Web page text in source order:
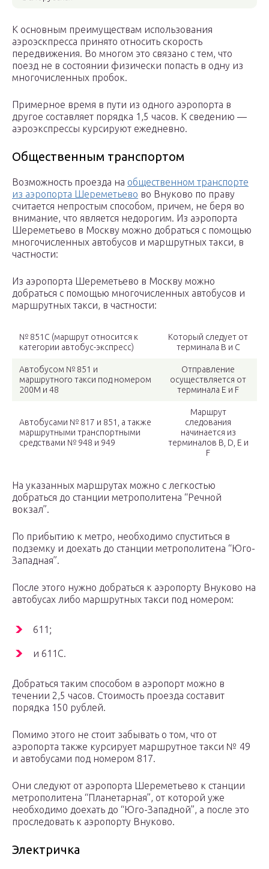
К основным преимуществам использования
аэроэскпресса принято относить скорость
передвижения. Во многом это связано с тем, что
поезд не в состоянии физически попасть в одну из
многочисленных пробок.
Примерное время в пути из одного аэропорта в
другое составляет порядка 1,5 часов. К сведению —
аэроэкспрессы курсируют ежедневно.
Общественным транспортом
Возможность проезда на общественном транспорте
из аэропорта Шереметьево во Внуково по праву
считается непростым способом, причем, не беря во
внимание, что является недорогим. Из аэропорта
Шереметьево в Москву можно добраться с помощью
многочисленных автобусов и маршрутных такси, в
частности:
Из аэропорта Шереметьево в Москву можно
добраться с помощью многочисленных автобусов и
маршрутных такси, в частности:
№ 851С (маршрут относится к
категории автобус-экспресс)
Который следует от
терминала B и C
Автобусом № 851 и
маршрутного такси под номером
200М и 48
Отправление
осуществляется от
терминала E и F
Автобусами № 817 и 851, а также
маршрутными транспортными
средствами № 948 и 949
Маршрут
следования
начинается из
терминалов B, D, E и
F
На указанных маршрутах можно с легкостью
добраться до станции метрополитена “Речной
вокзал”.
По прибытию к метро, необходимо спуститься в
подземку и доехать до станции метрополитена “Юго-
Западная”.
После этого нужно добраться к аэропорту Внуково на
автобусах либо маршрутных такси под номером:
611;
и 611С.
Добраться таким способом в аэропорт можно в
течении 2,5 часов. Стоимость проезда составит
порядка 150 рублей.
Помимо этого не стоит забывать о том, что от
аэропорта также курсирует маршрутное такси № 49
и автобусами под номером 817.
Они следуют от аэропорта Шереметьево к станции
метрополитена “Планетарная”, от которой уже
необходимо доехать до “Юго-Западной”, а после это
проследовать к аэропорту Внуково.
Электричка